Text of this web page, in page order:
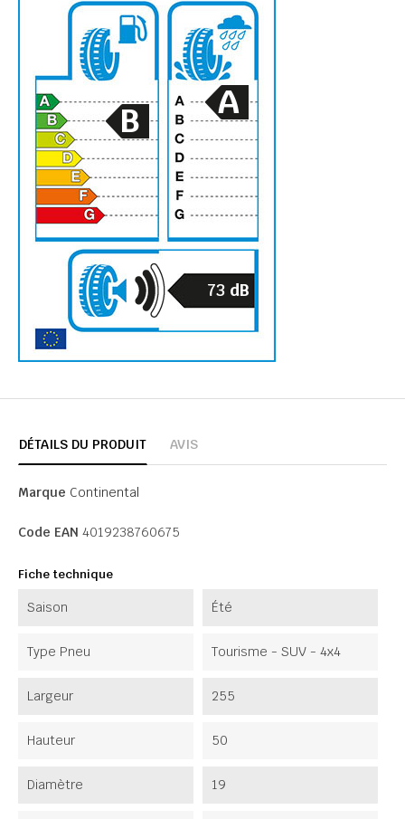
B A
73 dB
DÉTAILS DU PRODUIT AVIS
Marque Continental
Code EAN 4019238760675
Fiche technique
Saison Été
Type Pneu Tourisme - SUV - 4x4
Largeur 255
Hauteur 50
Diamètre 19